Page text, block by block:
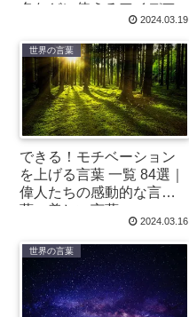
名などに使えるアイデア
2024.03.19
世界の言葉
できる！モチベーション
を上げる言葉 一覧 84選｜
偉人たちの感動的な言
葉・美しい言葉
2024.03.16
世界の言葉